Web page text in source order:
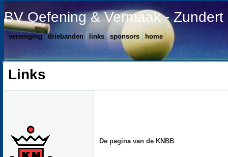
BV Oefening & Vermaak - Zundert
vereniging driebanden links sponsors home
Links
De pagina van de KNBB